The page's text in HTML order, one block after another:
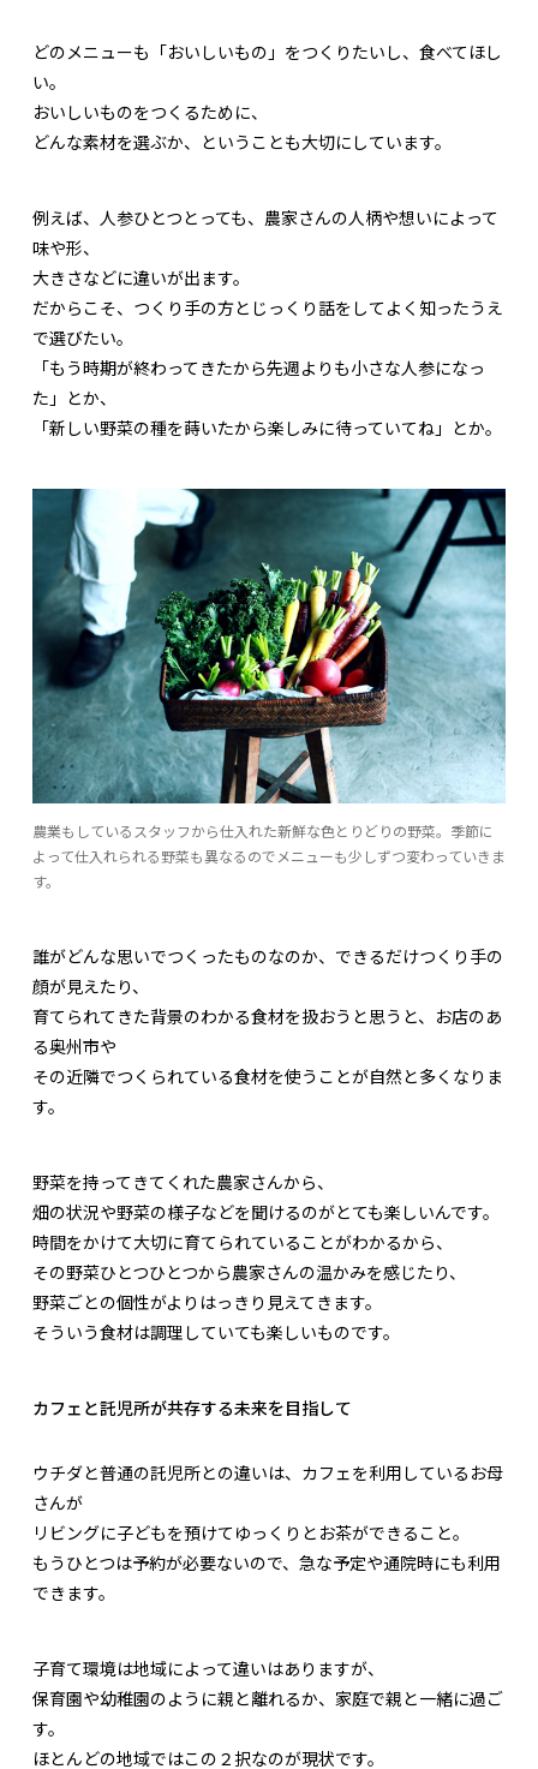
どのメニューも「おいしいもの」をつくりたいし、食べてほし
い。
おいしいものをつくるために、
どんな素材を選ぶか、ということも大切にしています。
例えば、人参ひとつとっても、農家さんの人柄や想いによって
味や形、
大きさなどに違いが出ます。
だからこそ、つくり手の方とじっくり話をしてよく知ったうえ
で選びたい。
「もう時期が終わってきたから先週よりも小さな人参になっ
た」とか、
「新しい野菜の種を蒔いたから楽しみに待っていてね」とか。
農業もしているスタッフから仕入れた新鮮な色とりどりの野菜。季節に
よって仕入れられる野菜も異なるのでメニューも少しずつ変わっていきま
す。
誰がどんな思いでつくったものなのか、できるだけつくり手の
顔が見えたり、
育てられてきた背景のわかる食材を扱おうと思うと、お店のあ
る奥州市や
その近隣でつくられている食材を使うことが自然と多くなりま
す。
野菜を持ってきてくれた農家さんから、
畑の状況や野菜の様子などを聞けるのがとても楽しいんです。
時間をかけて大切に育てられていることがわかるから、
その野菜ひとつひとつから農家さんの温かみを感じたり、
野菜ごとの個性がよりはっきり見えてきます。
そういう食材は調理していても楽しいものです。
カフェと託児所が共存する未来を目指して
ウチダと普通の託児所との違いは、カフェを利用しているお母
さんが
リビングに子どもを預けてゆっくりとお茶ができること。
もうひとつは予約が必要ないので、急な予定や通院時にも利用
できます。
子育て環境は地域によって違いはありますが、
保育園や幼稚園のように親と離れるか、家庭で親と一緒に過ご
す。
ほとんどの地域ではこの２択なのが現状です。